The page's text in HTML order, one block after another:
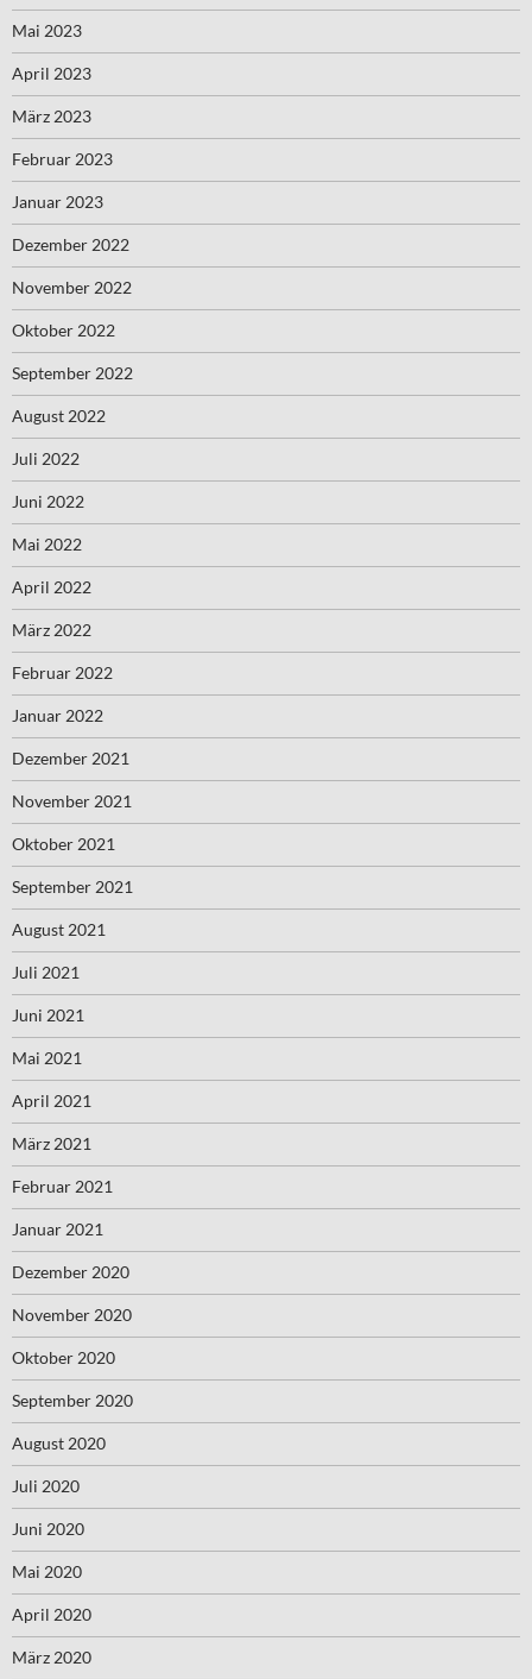
Mai 2023
April 2023
März 2023
Februar 2023
Januar 2023
Dezember 2022
November 2022
Oktober 2022
September 2022
August 2022
Juli 2022
Juni 2022
Mai 2022
April 2022
März 2022
Februar 2022
Januar 2022
Dezember 2021
November 2021
Oktober 2021
September 2021
August 2021
Juli 2021
Juni 2021
Mai 2021
April 2021
März 2021
Februar 2021
Januar 2021
Dezember 2020
November 2020
Oktober 2020
September 2020
August 2020
Juli 2020
Juni 2020
Mai 2020
April 2020
März 2020